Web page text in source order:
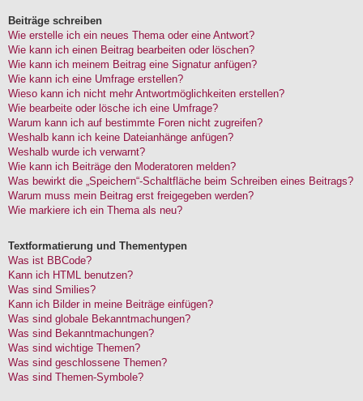
Beiträge schreiben
Wie erstelle ich ein neues Thema oder eine Antwort?
Wie kann ich einen Beitrag bearbeiten oder löschen?
Wie kann ich meinem Beitrag eine Signatur anfügen?
Wie kann ich eine Umfrage erstellen?
Wieso kann ich nicht mehr Antwortmöglichkeiten erstellen?
Wie bearbeite oder lösche ich eine Umfrage?
Warum kann ich auf bestimmte Foren nicht zugreifen?
Weshalb kann ich keine Dateianhänge anfügen?
Weshalb wurde ich verwarnt?
Wie kann ich Beiträge den Moderatoren melden?
Was bewirkt die „Speichern“-Schaltfläche beim Schreiben eines Beitrags?
Warum muss mein Beitrag erst freigegeben werden?
Wie markiere ich ein Thema als neu?
Textformatierung und Thementypen
Was ist BBCode?
Kann ich HTML benutzen?
Was sind Smilies?
Kann ich Bilder in meine Beiträge einfügen?
Was sind globale Bekanntmachungen?
Was sind Bekanntmachungen?
Was sind wichtige Themen?
Was sind geschlossene Themen?
Was sind Themen-Symbole?